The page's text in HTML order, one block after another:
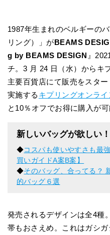
1987年生まれのベルギーの
リング）」がBEAMS
g by BEAMS DESIGN 』
チ。3 月 24 日（水）からキ
主要百貨店にて販売をスタ
実施する キプリングオンラ
と10％オフでお得に購入が可
新しいバッグが欲しい！
◆コスパも使いやすさも最
買いガイドA案B案】
◆そのバッグ、合ってる？
的バッグ６選
発売されるデザインは全4種
帯もおさえめ。これはガシ